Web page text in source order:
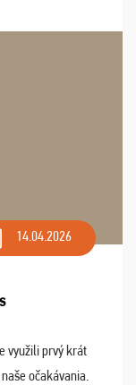
previe ...
14.04.2026
využili prvý krát
očakávania.